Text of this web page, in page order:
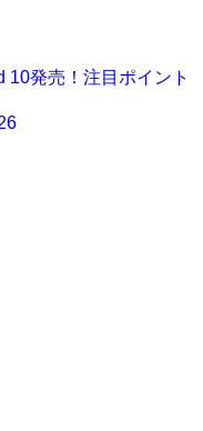
10発売！注目ポイント